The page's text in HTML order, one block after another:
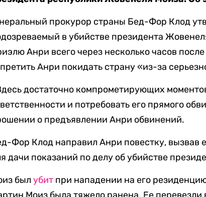
прокурор страны Бед-Фор Клод
в убийстве президента
Анри всего через несколько часов
Анри покидать страну «из-за
достаточно компрометирующих
и потребовать его прямого
о предъявлении Анри обвинений.
Фор Клод направил Анри повестку, вызвав
дачи показаний по делу об убийстве
былубит при нападении на его